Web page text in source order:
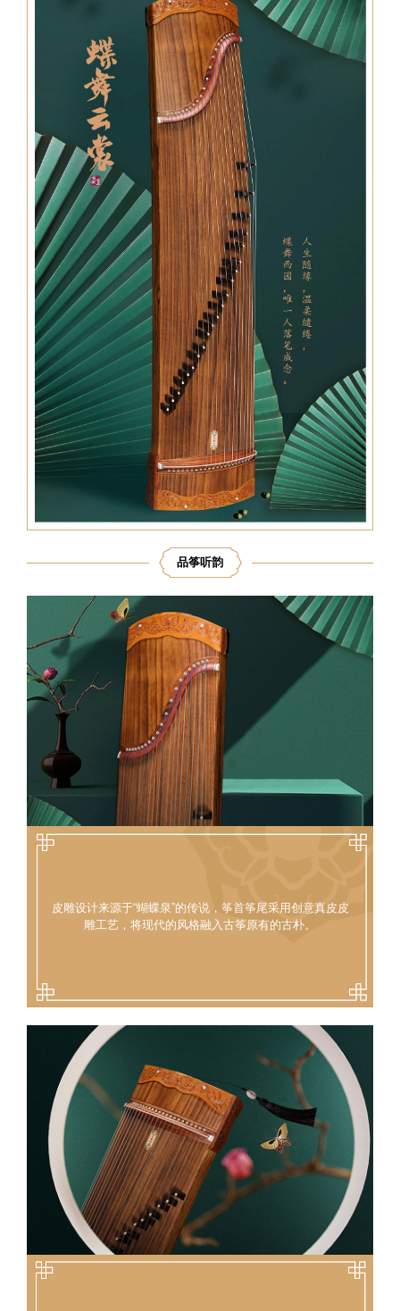
品筝听韵
皮雕设计来源于“蝴蝶泉”的传说，筝首筝尾采用创意真皮皮
雕工艺，将现代的风格融入古筝原有的古朴。